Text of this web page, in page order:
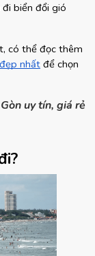
biển đổi gió
có thể đọc thêm
nhất để chọn
uy tín, giá rẻ